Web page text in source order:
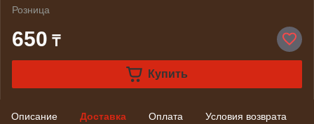
Розница
650 ₸
Купить
Описание Доставка Оплата Условия возврата